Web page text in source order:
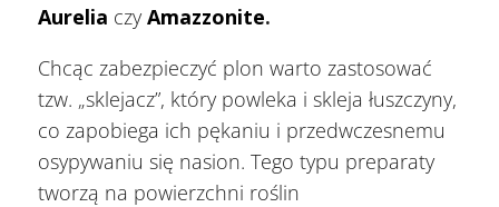
Aurelia czy Amazzonite.
Chcąc zabezpieczyć plon warto zastosować
tzw. „sklejacz”, który powleka i skleja łuszczyny,
co zapobiega ich pękaniu i przedwczesnemu
osypywaniu się nasion. Tego typu preparaty
tworzą na powierzchni roślin